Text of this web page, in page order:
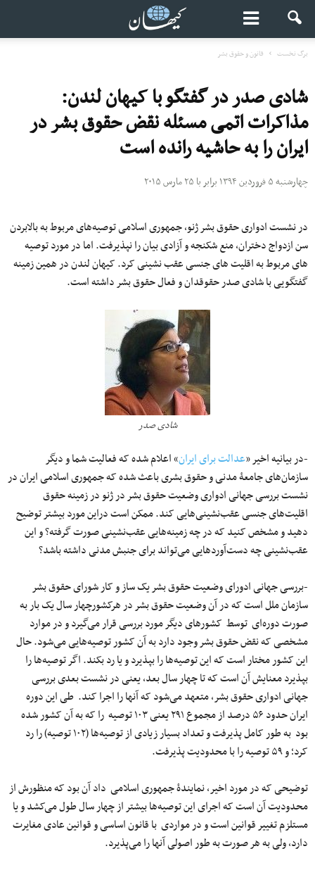
برگ نخست قانون و حقوق بشر
شادی صدر در گفتگو با کیهان لندن:
مذاکرات اتمی مسئله نقض حقوق بشر در
ایران را به حاشیه رانده است
چهارشنبه ۵ فروردین ۱۳۹۴ برابر با ۲۵ مارس ۲۰۱۵
در نشست ادواری حقوق بشر ژنو، جمهوری اسلامی توصیه‌های مربوط به بالابردن
سن ازدواج دختران، منع شکنجه و آزادی بیان را نپذیرفت. اما در مورد توصیه
های مربوط به اقلیت های جنسی عقب نشینی کرد. کیهان لندن در همین زمینه
گفتگویی با شادی صدر حقوقدان و فعال حقوق بشر داشته است.
شادی صدر
-در بیانیه اخیر «عدالت برای ایران» اعلام شده که فعالیت شما و دیگر
سازمان‌های جامعۀ مدنی و حقوق بشری باعث شده که جمهوری اسلامی ایران در
نشست بررسی جهانی ادواری وضعیت حقوق بشر در ژنو در زمینه حقوق
اقلیت‌های جنسی عقب‌نشینی‌هایی کند. ممکن است دراین مورد بیشتر توضیح
دهید و مشخص کنید که در چه زمینه‌هایی عقب‌نشینی صورت گرفته؟ و این
عقب‌نشینی چه دست‌آوردهایی می‌تواند برای جنبش مدنی داشته باشد؟
-بررسی جهانی ادورای وضعیت حقوق بشر یک ساز و کار شورای حقوق بشر
سازمان ملل است که در آن وضعیت حقوق بشر در هرکشورچهار سال یک بار به
صورت دوره‌ای توسط کشورهای دیگر مورد بررسی قرار می‌گیرد و در موارد
مشخصی که نقض حقوق بشر وجود دارد به آن کشور توصیه‌هایی می‌شود. حال
این کشور مختار است که این توصیه‌ها را بپذیرد و یا رد بکند. اگر توصیه‌ها را
بپذیرد معنایش آن است که تا چهار سال بعد، یعنی در نشست بعدی بررسی
جهانی ادواری حقوق بشر، متعهد می‌شود که آنها را اجرا کند. طی این دوره
ایران حدود ۵۶ درصد از مجموع ۲۹۱ یعنی ۱۰۳ توصیه را که به آن کشور شده
بود به طور کامل پذیرفت و تعداد بسیار زیادی از توصیه‌ها (۱۰۲ توصیه) را رد
کرد؛ و ۵۹ توصیه را با محدودیت پذیرفت.
توضیحی که در مورد اخیر، نمایندۀ جمهوری اسلامی داد آن بود که منظورش از
محدودیت آن است که اجرای این توصیه‌ها بیشتر از چهار سال طول می‌کشد و یا
مستلزم تغییر قوانین است و در مواردی با قانون اساسی و قوانین عادی مغایرت
دارد، ولی به هر صورت به طور اصولی آنها را می‌پذیرد.